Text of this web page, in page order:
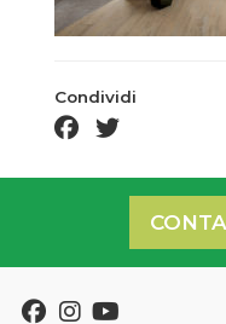
Condividi
facebook share
twitter share
Facebook
Instagram
Youtube